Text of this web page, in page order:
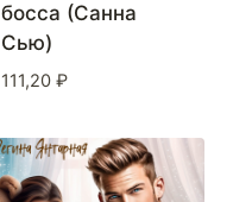
босса (Санна
Сью)
111,20 ₽